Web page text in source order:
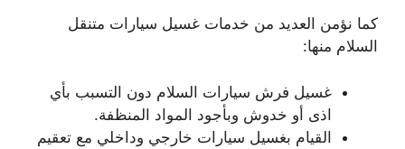
كما نؤمن العديد من خدمات غسيل سيارات متنقل
السلام منها:
غسيل فرش سيارات السلام دون التسبب بأي
اذى أو خدوش وبأجود المواد المنظفة.
القيام بغسيل سيارات خارجي وداخلي مع تعقيم